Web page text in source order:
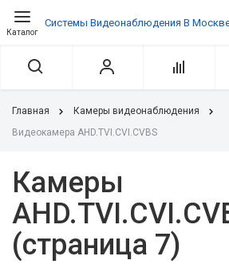
Каталог
Системы Видеонаблюдения В
Главная
Камеры видеонаблюдения
Видеокамера AHD.TVI.CVI.CVBS
Камеры
(страница 7)